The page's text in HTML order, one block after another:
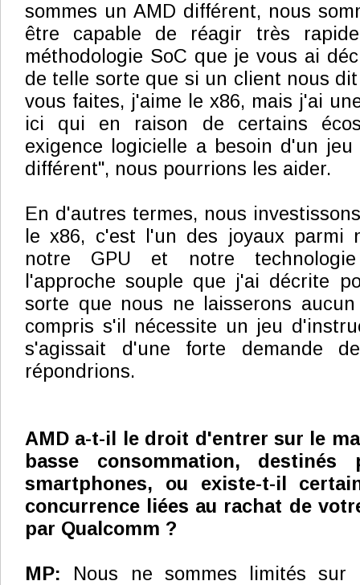
sommes un AMD différent, nous
être capable de réagir très
méthodologie SoC que je vous ai
de telle sorte que si un client nous
vous faites, j'aime le x86, mais j'ai
ici qui en raison de certains
exigence logicielle a besoin d'un
différent", nous pourrions les aider.
En d'autres termes, nous
le x86, c'est l'un des joyaux parmi
notre GPU et notre
l'approche souple que j'ai décrite
sorte que nous ne laisserons
compris s'il nécessite un jeu
s'agissait d'une forte demande
répondrions.
AMD a-t-il le droit d'entrer sur le
basse consommation, destinés
smartphones, ou existe-t-il
concurrence liées au rachat de
par Qualcomm ?
MP: Nous ne sommes limités sur